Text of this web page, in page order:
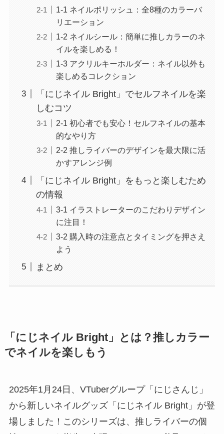
1-1 ネイルポリッシュ：全8種のカラーバ
リエーション
1-2 ネイルシール：簡単に推しカラーのネ
イルを楽しめる！
1-3 アクリルキーホルダー：ネイル以外も
楽しめるコレクション
「にじネイル Bright」でセルフネイルを楽
しむコツ
2-1 初心者でも安心！セルフネイルの基本
的なやり方
2-2 推しライバーのデザインを最大限に活
かすアレンジ例
「にじネイル Bright」をもっと楽しむため
の情報
3-1 イラストレーターのこだわりデザイン
に注目！
3-2 購入時の注意点とタイミングを押さえ
よう
まとめ
「にじネイル Bright」とは？推しカラー
でネイルを楽しもう
2025年1月24日、VTuberグループ「にじさんじ」
から新しいネイルグッズ「にじネイル Bright」が登
場しました！このシリーズは、推しライバーの個